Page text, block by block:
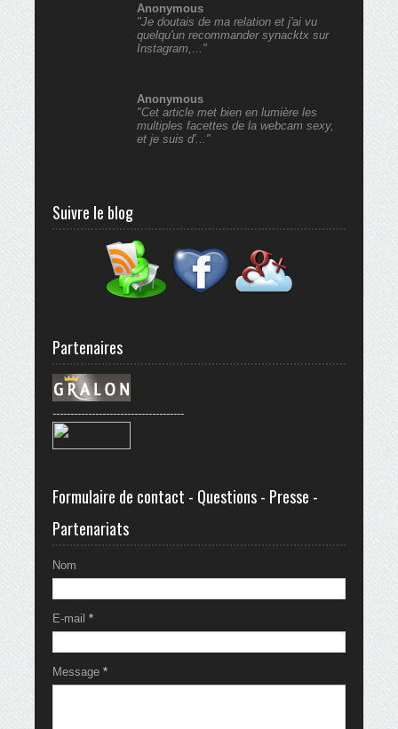
Anonymous
"Je doutais de ma relation et j'ai vu
quelqu'un recommander synacktx sur
Instagram,..."
Anonymous
"Cet article met bien en lumière les
multiples facettes de la webcam sexy,
et je suis d'..."
Suivre le blog
Partenaires
-------------------------------------
Formulaire de contact - Questions - Presse -
Partenariats
Nom
E-mail *
Message *